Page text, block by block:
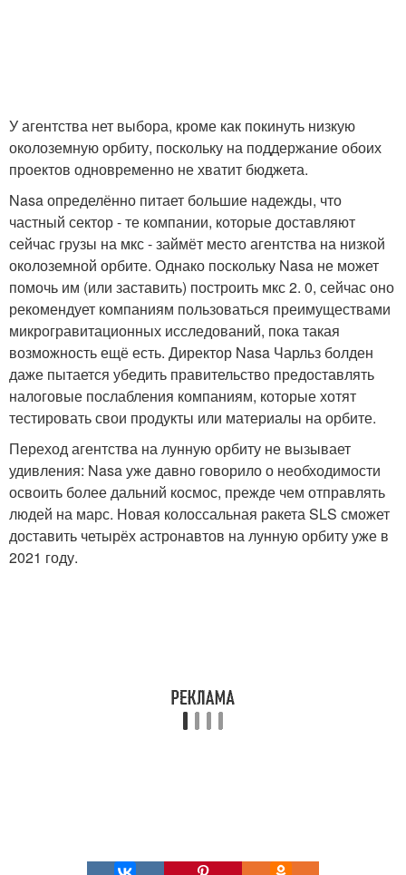
У агентства нет выбора, кроме как покинуть низкую
околоземную орбиту, поскольку на поддержание обоих
проектов одновременно не хватит бюджета.
Nasa определённо питает большие надежды, что
частный сектор - те компании, которые доставляют
сейчас грузы на мкс - займёт место агентства на низкой
околоземной орбите. Однако поскольку Nasa не может
помочь им (или заставить) построить мкс 2. 0, сейчас оно
рекомендует компаниям пользоваться преимуществами
микрогравитационных исследований, пока такая
возможность ещё есть. Директор Nasa Чарльз болден
даже пытается убедить правительство предоставлять
налоговые послабления компаниям, которые хотят
тестировать свои продукты или материалы на орбите.
Переход агентства на лунную орбиту не вызывает
удивления: Nasa уже давно говорило о необходимости
освоить более дальний космос, прежде чем отправлять
людей на марс. Новая колоссальная ракета SLS сможет
доставить четырёх астронавтов на лунную орбиту уже в
2021 году.